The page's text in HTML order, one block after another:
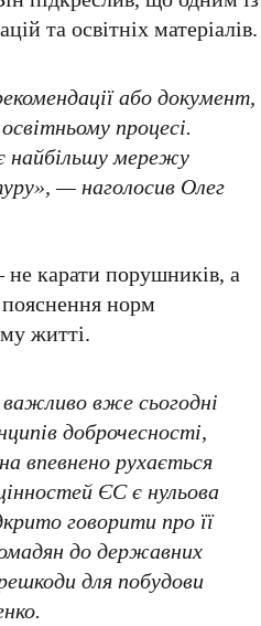
та освітніх матеріалів.
або документ,
процесі.
найбільшу мережу
— наголосив Олег
карати порушників, а
норм
житті.
вже сьогодні
доброчесності,
впевнено рухається
ЄС є нульова
говорити про її
до державних
для побудови
.